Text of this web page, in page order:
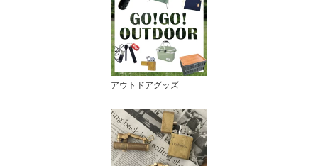
アウトドアグッズ